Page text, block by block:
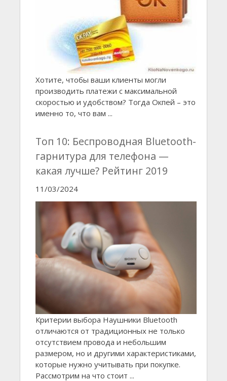
Хотите, чтобы ваши клиенты могли
производить платежи с максимальной
скоростью и удобством? Тогда Окпей – это
именно то, что вам ...
Топ 10: Беспроводная Bluetooth-
гарнитура для телефона —
какая лучше? Рейтинг 2019
11/03/2024
Критерии выбора Наушники Bluetooth
отличаются от традиционных не только
отсутствием провода и небольшим
размером, но и другими характеристиками,
которые нужно учитывать при покупке.
Рассмотрим на что стоит ...